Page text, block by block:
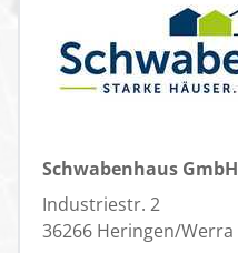
Schwabenhaus GmbH
Industriestr. 2
36266 Heringen/Werra